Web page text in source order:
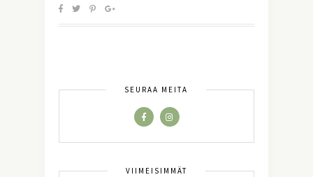
SEURAA MEITÄ
VIIMEISIMMÄT